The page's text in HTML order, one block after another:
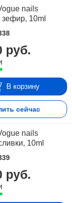
nails
10ml
руб.
В корзину
сейчас
nails
10ml
руб.